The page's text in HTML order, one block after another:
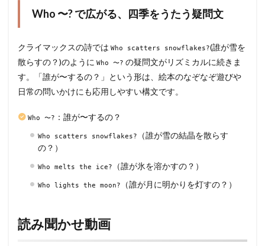
Who 〜? で広がる、四季をうたう疑問文
クライマックスの詩では Who scatters snowflakes?(誰が雪を
散らすの？)のように Who 〜? の疑問文がリズミカルに続きま
す。「誰が〜するの？」という形は、絵本のなぞなぞ遊びや
日常の問いかけにも応用しやすい構文です。
Who 〜? ：誰が〜するの？
Who scatters snowflakes?
（誰が雪の結晶を散らす
の？）
Who melts the ice? （誰が氷を溶かすの？）
Who lights the moon? （誰が月に明かりを灯すの？）
読み聞かせ動画